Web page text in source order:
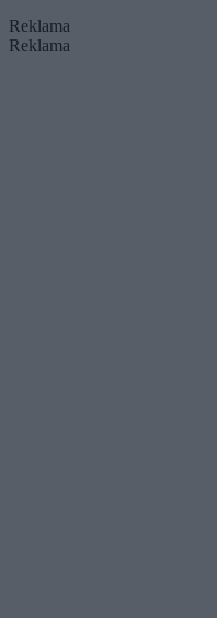
Reklama
Reklama